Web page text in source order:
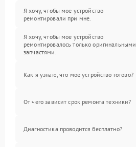
Я хочу, чтобы мое устройство
ремонтировали при мне.
Я хочу, чтобы мое устройство
ремонтировалось только оригинальными
запчастями.
Как я узнаю, что мое устройство готово?
От чего зависит срок ремонта техники?
Диагностика проводится бесплатно?